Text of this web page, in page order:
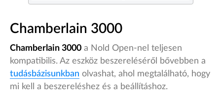
Chamberlain 3000
Chamberlain 3000 a Nold Open-nel teljesen
kompatibilis. Az eszköz beszereléséről bővebben a
tudásbázisunkban olvashat, ahol megtalálható, hogy
mi kell a beszereléshez és a beállításhoz.